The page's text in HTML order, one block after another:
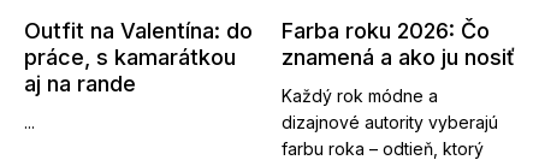
Outfit na Valentína: do
práce, s kamarátkou
aj na rande
...
Farba roku 2026: Čo
znamená a ako ju nosiť
Každý rok módne a
dizajnové autority vyberajú
farbu roka – odtieň, ktorý